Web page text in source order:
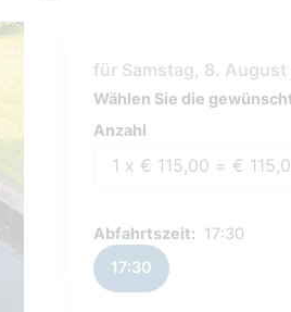
für Samstag, 8.
Wählen Sie die
Anzahl
Abfahrtszeit: 17:30
17:30